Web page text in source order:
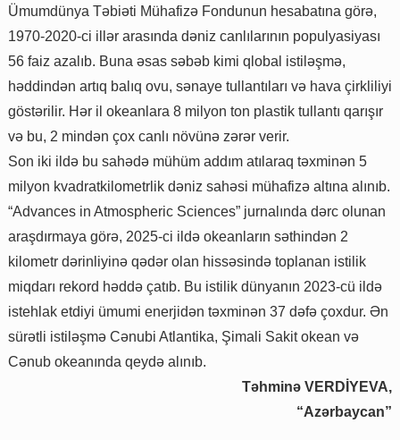
Ümumdünya Təbiəti Mühafizə Fondunun hesabatına görə,
1970-2020-ci illər arasında dəniz canlılarının populyasiyası
56 faiz azalıb. Buna əsas səbəb kimi qlobal istiləşmə,
həddindən artıq balıq ovu, sənaye tullantıları və hava çirkliliyi
göstərilir. Hər il okeanlara 8 milyon ton plastik tullantı qarışır
və bu, 2 mindən çox canlı növünə zərər verir.
Son iki ildə bu sahədə mühüm addım atılaraq təxminən 5
milyon kvadratkilometrlik dəniz sahəsi mühafizə altına alınıb.
“Advances in Atmospheric Sciences” jurnalında dərc olunan
araşdırmaya görə, 2025-ci ildə okeanların səthindən 2
kilometr dərinliyinə qədər olan hissəsində toplanan istilik
miqdarı rekord həddə çatıb. Bu istilik dünyanın 2023-cü ildə
istehlak etdiyi ümumi enerjidən təxminən 37 dəfə çoxdur. Ən
sürətli istiləşmə Cənubi Atlantika, Şimali Sakit okean və
Cənub okeanında qeydə alınıb.
Təhminə VERDİYEVA,
“Azərbaycan”